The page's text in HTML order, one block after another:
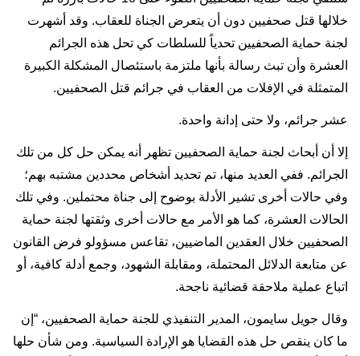
خلالها قتل صحفيين دون أن يتعرض الجناة للعقاب. وقد أشهرت
لجنة حماية الصحفيين تحدياً للسلطات كي تحل هذه الجرائم
العشرة وأن تبث رسالة بأنها ملتزمة باستئصال المشكلة الكبيرة
المتمثلة في الإفلات من العقاب في جرائم قتل الصحفيين.
عشر جرائم، ولا حتى إدانة واحدة.
إلا أن أبحاث لجنة حماية الصحفيين تظهر أنه يمكن حل كل من تلك
الجرائم. ففي العديد منها، تم تحديد أشخاص محددين مشتبه بهم؛
وفي حالات أخرى تشير الأدلة بوضوح إلى جناة محتملين. وفي تلك
الحالات العشرة، كما هو الأمر مع حالات أخرى وثقتها لجنة حماية
الصحفيين خلال العقدين الماضيين، تقاعس مسؤولو فرض القانون
عن متابعة الدلائل المحتملة، ومقابلة الشهود، وجمع أدلة كافية، أو
اتباع عملية ملاحقة قضائية ناجحة.
وقال جويل سايمون، المدير التنفيذي للجنة حماية الصحفيين، “إن
ما كان ينقص حل هذه القضايا هو الإرادة السياسية. ومن شأن حلها